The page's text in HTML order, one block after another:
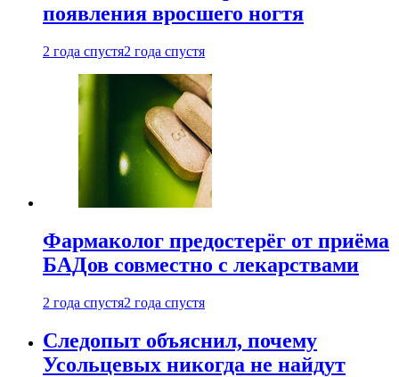
появления вросшего ногтя
2 года спустя2 года спустя
Фармаколог предостерёг от приёма
БАДов совместно с лекарствами
2 года спустя2 года спустя
Следопыт объяснил, почему
Усольцевых никогда не найдут